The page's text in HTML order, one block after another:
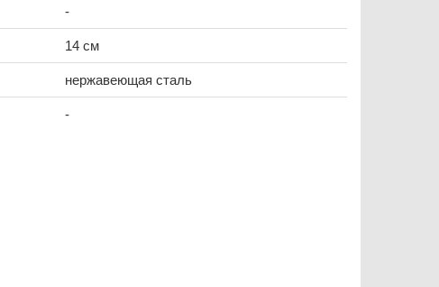
-
14 см
нержавеющая сталь
-